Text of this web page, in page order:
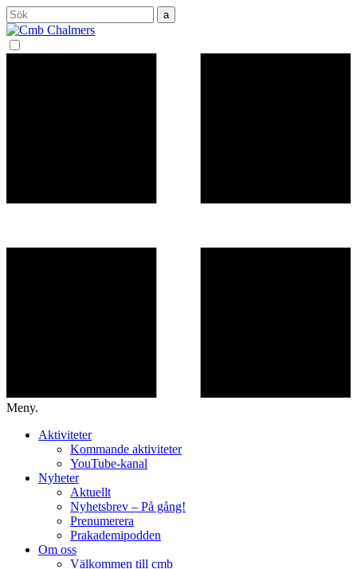
Sök
efter:
Meny.
Aktiviteter
Kommande aktiviteter
YouTube-kanal
Nyheter
Aktuellt
Nyhetsbrev – På gång!
Prenumerera
Prakademipodden
Om oss
Välkommen till cmb